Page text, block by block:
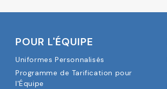
POUR L'ÉQUIPE
Uniformes Personnalisés
Programme de Tarification pour
l'Équipe